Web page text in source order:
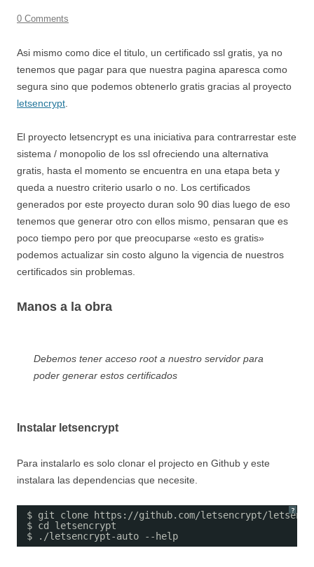
0 Comments
Asi mismo como dice el titulo, un certificado ssl gratis, ya no
tenemos que pagar para que nuestra pagina aparesca como
segura sino que podemos obtenerlo gratis gracias al proyecto
letsencrypt
El proyecto letsencrypt es una iniciativa para contrarrestar este
sistema / monopolio de los ssl ofreciendo una alternativa
gratis, hasta el momento se encuentra en una etapa beta y
queda a nuestro criterio usarlo o no. Los certificados
generados por este proyecto duran solo 90 dias luego de eso
tenemos que generar otro con ellos mismo, pensaran que es
poco tiempo pero por que preocuparse «esto es gratis»
podemos actualizar sin costo alguno la vigencia de nuestros
certificados sin problemas.
Manos a la obra
Debemos tener acceso root a nuestro servidor para
poder generar estos certificados
Instalar letsencrypt
Para instalarlo es solo clonar el projecto en Github y este
instalara las dependencias que necesite.
?
$ git clone https://github.com/letsencrypt/
$ cd letsencrypt
$ ./letsencrypt-auto --help